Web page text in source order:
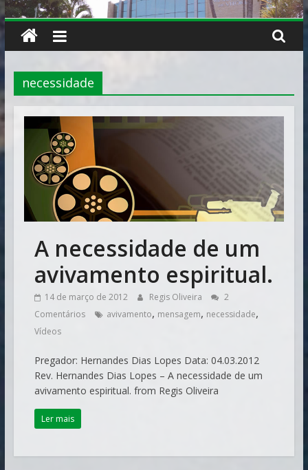
de
Vitória
necessidade
A necessidade de um
avivamento espiritual.
14 de março de 2012 Regis Oliveira
2
Comentários
avivamento, mensagem, necessidade,
Vídeos
Pregador: Hernandes Dias Lopes Data: 04.03.2012
Rev. Hernandes Dias Lopes – A necessidade de um
avivamento espiritual. from Regis Oliveira
Ler mais